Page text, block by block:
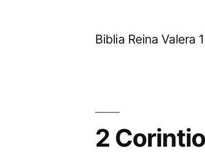
Biblia Reina Valera
2